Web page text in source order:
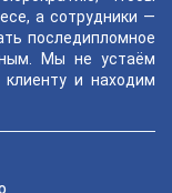
а сотрудники —
последипломное
Мы не устаём
и находим